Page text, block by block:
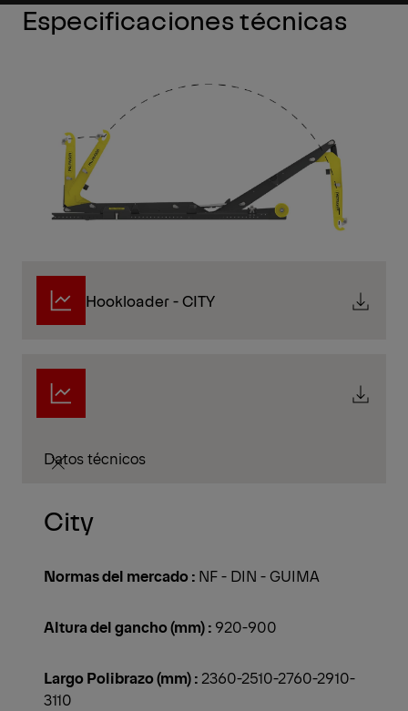
Especificaciones técnicas
Hookloader - CITY
Datos técnicos
City
Normas del mercado : NF - DIN - GUIMA
Altura del gancho (mm) : 920-900
Largo Polibrazo (mm) : 2360-2510-2760-2910-
3110